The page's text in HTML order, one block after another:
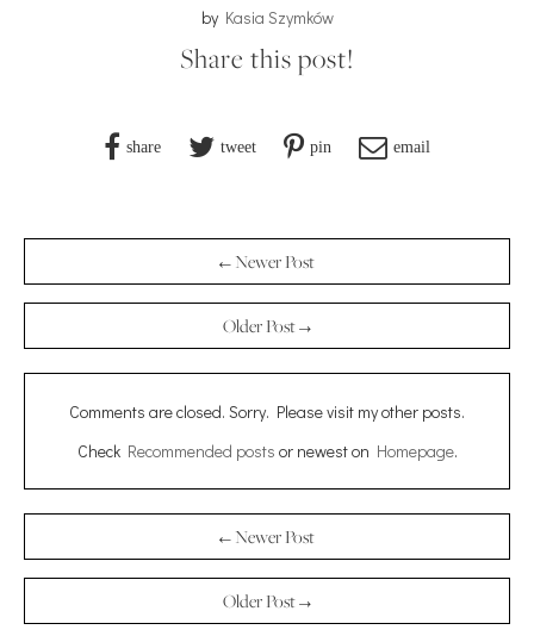
by Kasia Szymków
Share this post!
share tweet pin email
← Newer Post
Older Post →
Comments are closed. Sorry. Please visit my other posts.
Check Recommended posts or newest on Homepage.
← Newer Post
Older Post →